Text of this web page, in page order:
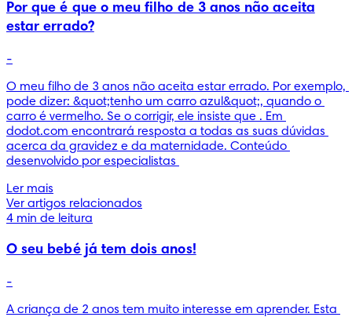
Por que é que o meu filho de 3 anos não aceita
estar errado?
-
O meu filho de 3 anos não aceita estar errado. Por exemplo,
pode dizer: &quot;tenho um carro azul&quot;, quando o
carro é vermelho. Se o corrigir, ele insiste que . Em
dodot.com encontrará resposta a todas as suas dúvidas
acerca da gravidez e da maternidade. Conteúdo
desenvolvido por especialistas
Ler mais
Ver artigos relacionados
4 min de leitura
O seu bebé já tem dois anos!
-
A criança de 2 anos tem muito interesse em aprender. Esta